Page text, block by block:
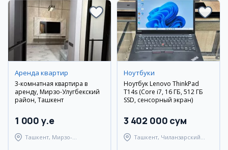
Аренда квартир
3-комнатная квартира в
аренду, Мирзо-Улугбекский
район, Ташкент
1 000 y.e
Ташкент, Мирзо-
Ноутбуки
Ноутбук Lenovo ThinkPad
T14s (Core i7, 16 ГБ, 512 ГБ
SSD, сенсорный экран)
3 402 000 сум
Ташкент, Чиланзарский